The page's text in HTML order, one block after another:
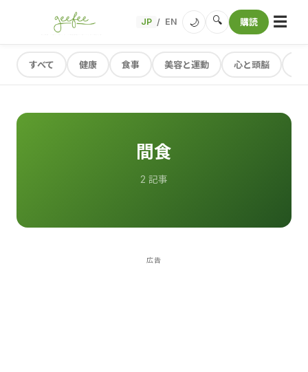
JP / EN 🌙 🔍 購読 ☰
すべて 健康 食事 美容と運動 心と頭脳
間食
2 記事
広告